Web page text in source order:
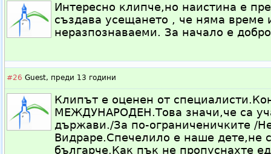
Интересно клипче,но наистина е
създава усещането , че няма време
неразпознаваеми. За начало е
#26 Guest, преди 13 години
Клипът е оценен от
МЕЖДУНАРОДЕН.Това значи,че са
държави./За по-ограниченичките /
Видраре.Спечелило е наше дете,не
българче.Как пък не пропуснахте